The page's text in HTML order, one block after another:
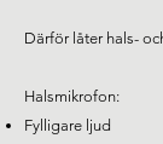
Därför låter hals-
Halsmikrofon:
Fylligare ljud